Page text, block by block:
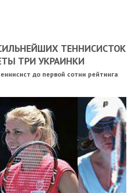
ТЕННИСИСТОК
ТРИ УКРАИНКИ
до первой сотни рейтинга